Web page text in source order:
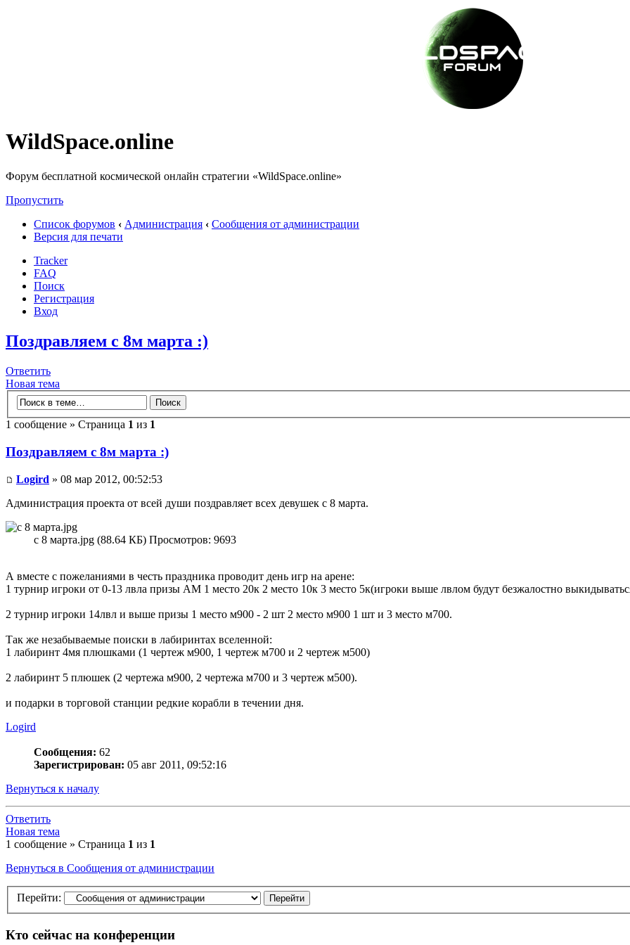
WildSpace.online
Форум бесплатной космической онлайн стратегии «WildSpace.online»
Пропустить
Список форумов ‹ Администрация ‹ Сообщения от администрации
Версия для печати
Tracker
FAQ
Поиск
Регистрация
Вход
Поздравляем с 8м марта :)
Ответить
Новая тема
1 сообщение » Страница 1 из 1
Поздравляем с 8м марта :)
Logird » 08 мар 2012, 00:52:53
Администрация проекта от всей души поздравляет всех девушек с 8 марта.
с 8 марта.jpg (88.64 КБ) Просмотров: 9693
А вместе с пожеланиями в честь праздника проводит день игр на арене:
1 турнир игроки от 0-13 лвла призы АМ 1 место 20к 2 место 10к 3 место 5к(игроки выше лвлом будут безжалостно
2 турнир игроки 14лвл и выше призы 1 место м900 - 2 шт 2 место м900 1 шт и 3 место м700.
Так же незабываемые поиски в лабиринтах вселенной:
1 лабиринт 4мя плюшками (1 чертеж м900, 1 чертеж м700 и 2 чертеж м500)
2 лабиринт 5 плюшек (2 чертежа м900, 2 чертежа м700 и 3 чертеж м500).
и подарки в торговой станции редкие корабли в течении дня.
Logird
Сообщения: 62
Зарегистрирован: 05 авг 2011, 09:52:16
Вернуться к началу
Ответить
Новая тема
1 сообщение » Страница 1 из 1
Вернуться в Сообщения от администрации
Перейти:
Кто сейчас на конференции